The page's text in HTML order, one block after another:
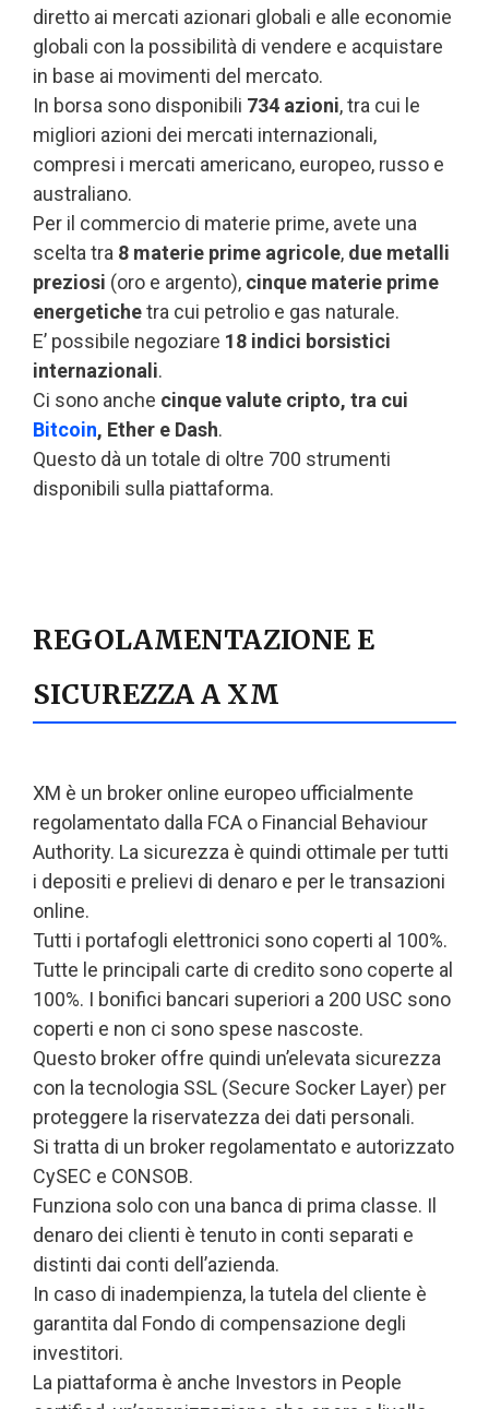
diretto ai mercati azionari globali e alle economie
globali con la possibilità di vendere e acquistare
in base ai movimenti del mercato.
In borsa sono disponibili 734 azioni, tra cui le
migliori azioni dei mercati internazionali,
compresi i mercati americano, europeo, russo e
australiano.
Per il commercio di materie prime, avete una
scelta tra 8 materie prime agricole, due metalli
preziosi (oro e argento), cinque materie prime
energetichetra cui petrolio e gas naturale.
E’ possibile negoziare 18 indici borsistici
internazionali.
Ci sono anche cinque valute cripto, tra cui
Bitcoin, Ether e Dash.
Questo dà un totale di oltre 700 strumenti
disponibili sulla piattaforma.
REGOLAMENTAZIONE E
SICUREZZA A XM
XM è un broker online europeo ufficialmente
regolamentato dalla FCA o Financial Behaviour
Authority. La sicurezza è quindi ottimale per tutti
i depositi e prelievi di denaro e per le transazioni
online.
Tutti i portafogli elettronici sono coperti al 100%.
Tutte le principali carte di credito sono coperte al
100%. I bonifici bancari superiori a 200 USC sono
coperti e non ci sono spese nascoste.
Questo broker offre quindi un’elevata sicurezza
con la tecnologia SSL (Secure Socker Layer) per
proteggere la riservatezza dei dati personali.
Si tratta di un broker regolamentato e autorizzato
CySEC e CONSOB.
Funziona solo con una banca di prima classe. Il
denaro dei clienti è tenuto in conti separati e
distinti dai conti dell’azienda.
In caso di inadempienza, la tutela del cliente è
garantita dal Fondo di compensazione degli
investitori.
La piattaforma è anche Investors in People